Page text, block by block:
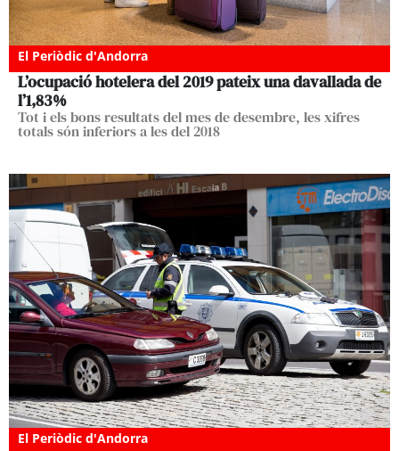
El Periòdic d'Andorra
L’ocupació hotelera del 2019 pateix una davallada de
l’1,83%
Tot i els bons resultats del mes de desembre, les xifres
totals són inferiors a les del 2018
El Periòdic d'Andorra